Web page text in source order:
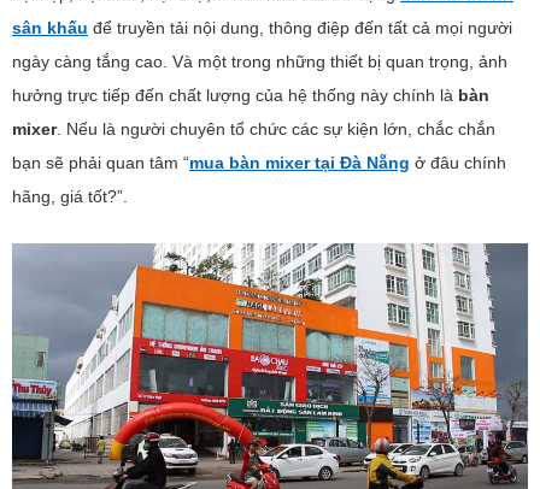
sân khấu để truyền tải nội dung, thông điệp đến tất cả mọi người
ngày càng tắng cao. Và một trong những thiết bị quan trọng, ảnh
hưởng trực tiếp đến chất lượng của hệ thống này chính là bàn
mixer. Nếu là người chuyên tổ chức các sự kiện lớn, chắc chắn
bạn sẽ phải quan tâm “mua bàn mixer tại Đà Nẵng ở đâu chính
hãng, giá tốt?”.